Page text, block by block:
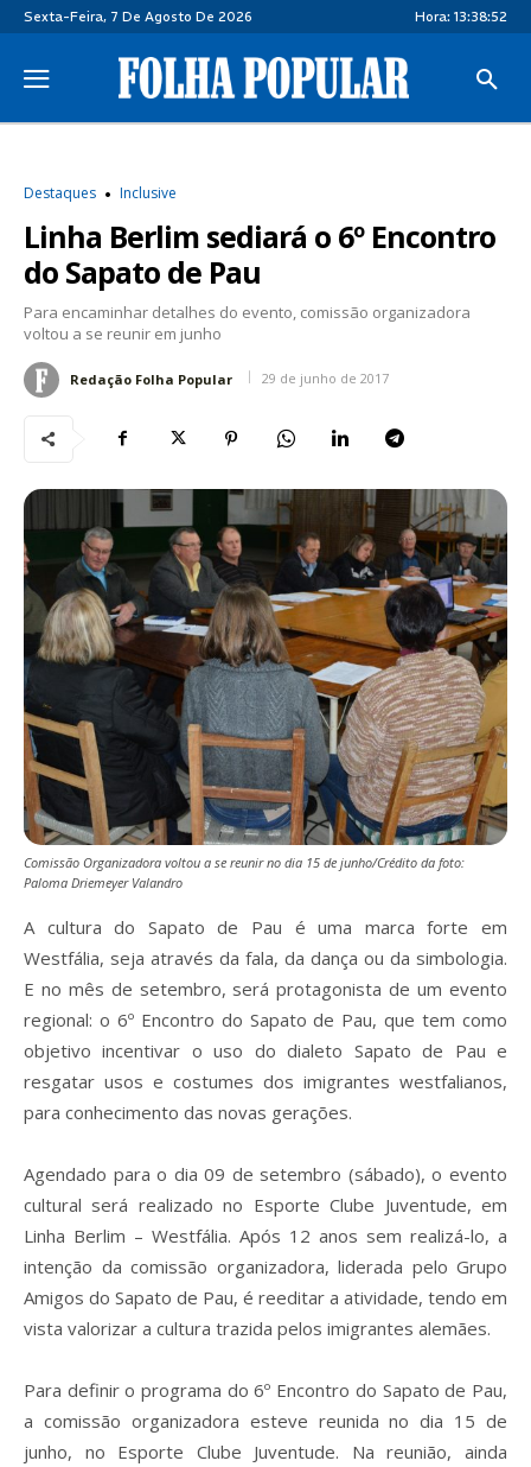
Sexta-Feira, 7 De Agosto De 2026 Hora: 13:38:52
Destaques Inclusive
Linha Berlim sediará o 6º Encontro
do Sapato de Pau
Para encaminhar detalhes do evento, comissão organizadora
voltou a se reunir em junho
Redação Folha Popular 29 de junho de 2017
Comissão Organizadora voltou a se reunir no dia 15 de junho/Crédito da foto:
Paloma Driemeyer Valandro
A cultura do Sapato de Pau é uma marca forte em
Westfália, seja através da fala, da dança ou da simbologia.
E no mês de setembro, será protagonista de um evento
regional: o 6º Encontro do Sapato de Pau, que tem como
objetivo incentivar o uso do dialeto Sapato de Pau e
resgatar usos e costumes dos imigrantes westfalianos,
para conhecimento das novas gerações.
Agendado para o dia 09 de setembro (sábado), o evento
cultural será realizado no Esporte Clube Juventude, em
Linha Berlim – Westfália. Após 12 anos sem realizá-lo, a
intenção da comissão organizadora, liderada pelo Grupo
Amigos do Sapato de Pau, é reeditar a atividade, tendo em
vista valorizar a cultura trazida pelos imigrantes alemães.
Para definir o programa do 6º Encontro do Sapato de Pau,
a comissão organizadora esteve reunida no dia 15 de
junho, no Esporte Clube Juventude. Na reunião, ainda